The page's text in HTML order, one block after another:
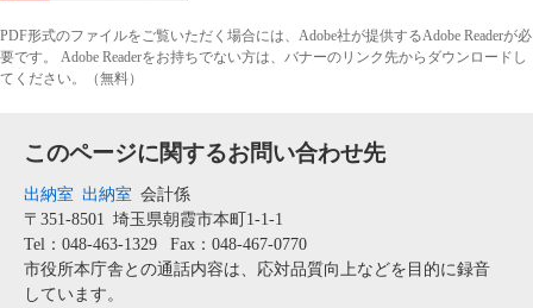
PDF形式のファイルをご覧いただく場合には、Adobe社が提供するAdobe Readerが必
要です。
Adobe Readerをお持ちでない方は、バナーのリンク先からダウンロードし
てください。（無料）
このページに関するお問い合わせ先
出納室 出納室 会計係
〒351-8501
埼玉県朝霞市本町1-1-1
Tel：048-463-1329
Fax：048-467-0770
市役所本庁舎との通話内容は、応対品質向上などを目的に録音
しています。